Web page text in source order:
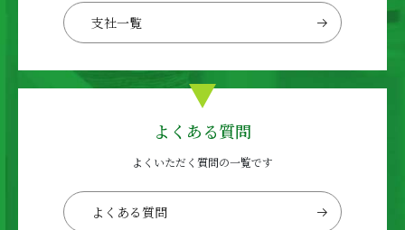
支社一覧
よくある質問
よくいただく質問の一覧です
よくある質問